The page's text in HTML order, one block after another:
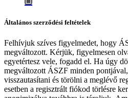
Általános szerződési feltételek
Felhívjuk szíves figyelmedet, hogy
megváltozott. Kérjük, figyelmesen
egyetértesz vele, fogadd el. Ha úgy
megváltozott ÁSZF minden
visszautasítani és törölni a meglévő
esetben a regisztrált fiókod törlésre